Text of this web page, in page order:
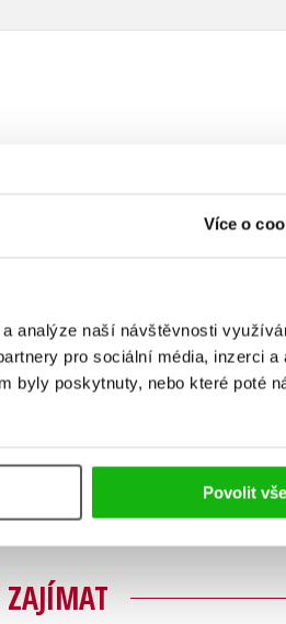
Více o
analýze naší návštěvnosti
pro sociální média, inzerci a
byly poskytnuty, nebo které poté
Povolit vše